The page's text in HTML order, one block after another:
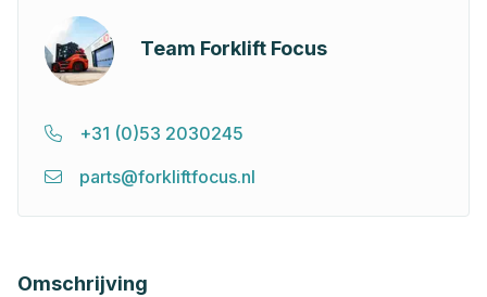
Team Forklift Focus
+31 (0)53 2030245
parts@forkliftfocus.nl
Omschrijving